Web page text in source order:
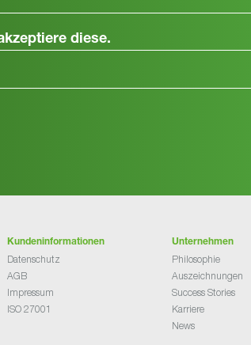
diese.
Kundeninformationen
Datenschutz
AGB
Impressum
ISO 27001
Unternehmen
Philosophie
Auszeichnungen
Success Stories
Karriere
News